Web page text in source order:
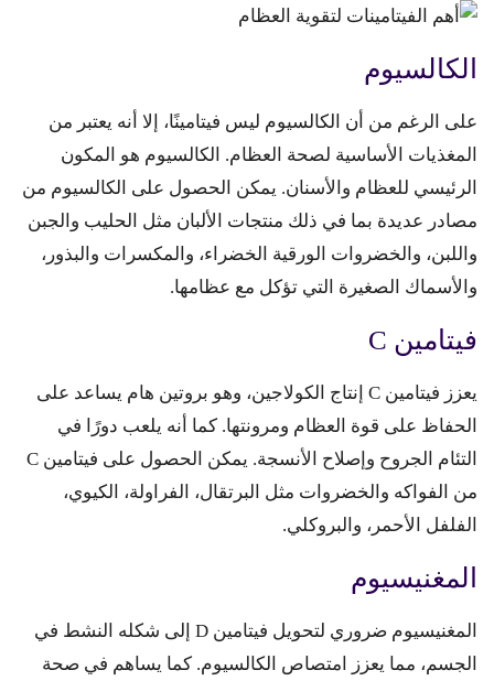
الكالسيوم
على الرغم من أن الكالسيوم ليس فيتامينًا، إلا أنه يعتبر من
المغذيات الأساسية لصحة العظام. الكالسيوم هو المكون
الرئيسي للعظام والأسنان. يمكن الحصول على الكالسيوم من
مصادر عديدة بما في ذلك منتجات الألبان مثل الحليب والجبن
واللبن، والخضروات الورقية الخضراء، والمكسرات والبذور،
والأسماك الصغيرة التي تؤكل مع عظامها.
فيتامين C
يعزز فيتامين C إنتاج الكولاجين، وهو بروتين هام يساعد على
الحفاظ على قوة العظام ومرونتها. كما أنه يلعب دورًا في
التئام الجروح وإصلاح الأنسجة. يمكن الحصول على فيتامين C
من الفواكه والخضروات مثل البرتقال، الفراولة، الكيوي،
الفلفل الأحمر، والبروكلي.
المغنيسيوم
المغنيسيوم ضروري لتحويل فيتامين D إلى شكله النشط في
الجسم، مما يعزز امتصاص الكالسيوم. كما يساهم في صحة